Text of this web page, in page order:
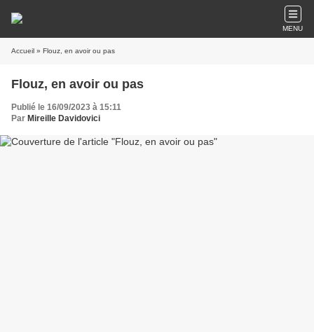
MENU
Accueil » Flouz, en avoir ou pas
Flouz, en avoir ou pas
Publié le 16/09/2023 à 15:11
Par Mireille Davidovici